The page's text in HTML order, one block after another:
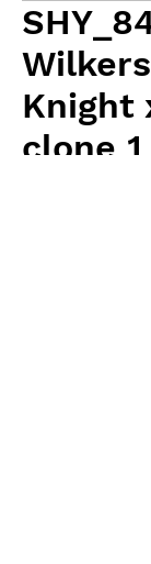
Knight
clone 1